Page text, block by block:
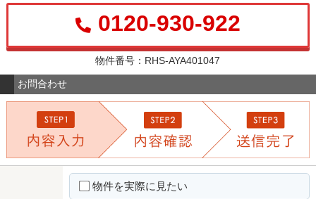
0120-930-922
物件番号：RHS-AYA401047
お問合わせ
物件を実際に見たい